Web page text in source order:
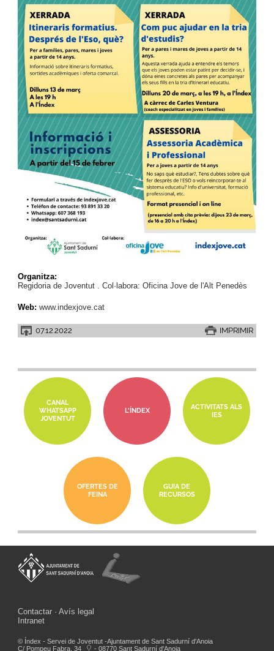
Organitza:
Regidoria de Joventut . Col·labora: Oficina Jove de l'Alt Penedès
Web: www.indexjove.cat
07.12.2022 IMPRIMIR
CANAL
WHATSAPP
JOVENTUT
L'ÍNDEX
ACTIVITATS ALS
IES
OFERTES DE
FEINA
GUIA DE
RECURSOS
Contactar
Avís legal
Intranet
© Índex - Servei de Joventut -Ajuntament de Sant Sadurní d'Anoia
C/ Pompeu Fabra, 34
- 08770 Sant Sadurní d'Anoia